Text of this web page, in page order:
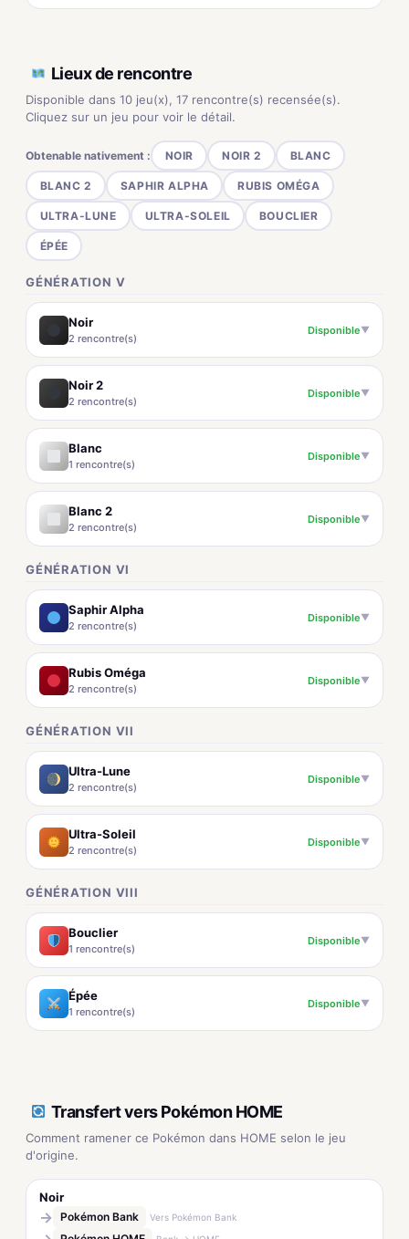
Lieux de rencontre
Disponible dans 10 jeu(x), 17 rencontre(s) recensée(s).
Cliquez sur un jeu pour voir le détail.
Obtenable nativement : NOIR NOIR 2 BLANC
BLANC 2 SAPHIR ALPHA RUBIS OMÉGA
ULTRA-LUNE ULTRA-SOLEIL BOUCLIER
ÉPÉE
GÉNÉRATION V
Noir
2 rencontre(s)
Disponible▼
Noir 2
2 rencontre(s)
Disponible▼
Blanc
1 rencontre(s)
Disponible▼
Blanc 2
2 rencontre(s)
Disponible▼
GÉNÉRATION VI
Saphir Alpha
2 rencontre(s)
Disponible▼
Rubis Oméga
2 rencontre(s)
Disponible▼
GÉNÉRATION VII
Ultra-Lune
2 rencontre(s)
Disponible▼
Ultra-Soleil
2 rencontre(s)
Disponible▼
GÉNÉRATION VIII
Bouclier
1 rencontre(s)
Disponible▼
Épée
1 rencontre(s)
Disponible▼
Transfert vers Pokémon HOME
Comment ramener ce Pokémon dans HOME selon le jeu
d'origine.
Noir
→ Pokémon Bank Vers Pokémon Bank